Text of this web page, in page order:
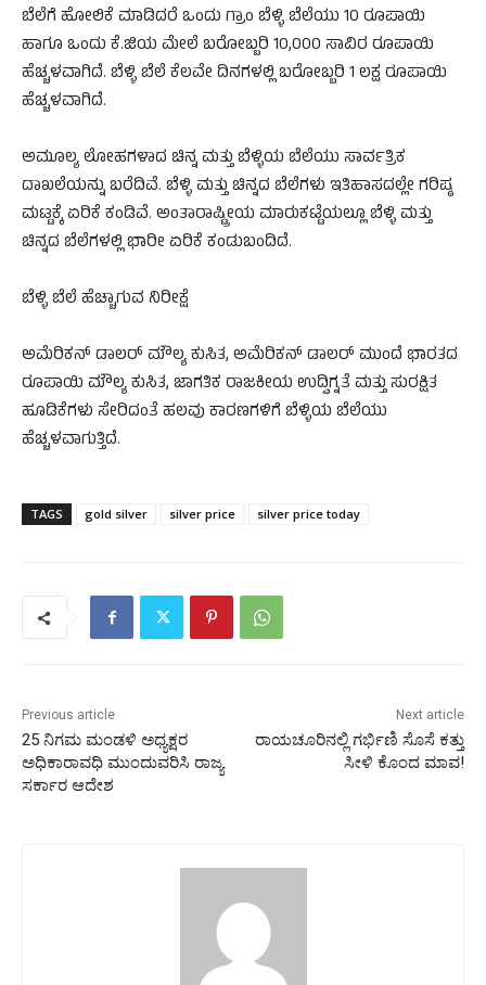
ಬೆಲೆಗೆ ಹೋಲಿಕೆ ಮಾಡಿದರೆ ಒಂದು ಗ್ರಾಂ ಬೆಳ್ಳಿ ಬೆಲೆಯು 10 ರೂಪಾಯಿ
ಹಾಗೂ ಒಂದು ಕೆ.ಜಿಯ ಮೇಲೆ ಬರೋಬ್ಬರಿ 10,000 ಸಾವಿರ ರೂಪಾಯಿ
ಹೆಚ್ಚಳವಾಗಿದೆ. ಬೆಳ್ಳಿ ಬೆಲೆ ಕೆಲವೇ ದಿನಗಳಲ್ಲಿ ಬರೋಬ್ಬರಿ 1 ಲಕ್ಷ ರೂಪಾಯಿ
ಹೆಚ್ಚಳವಾಗಿದೆ.
ಅಮೂಲ್ಯ ಲೋಹಗಳಾದ ಚಿನ್ನ ಮತ್ತು ಬೆಳ್ಳಿಯ ಬೆಲೆಯು ಸಾರ್ವತ್ರಿಕ
ದಾಖಲೆಯನ್ನು ಬರೆದಿವೆ. ಬೆಳ್ಳಿ ಮತ್ತು ಚಿನ್ನದ ಬೆಲೆಗಳು ಇತಿಹಾಸದಲ್ಲೇ ಗರಿಷ್ಠ
ಮಟ್ಟಕ್ಕೆ ಏರಿಕೆ ಕಂಡಿವೆ. ಅಂತಾರಾಷ್ಟ್ರೀಯ ಮಾರುಕಟ್ಟೆಯಲ್ಲೂ ಬೆಳ್ಳಿ ಮತ್ತು
ಚಿನ್ನದ ಬೆಲೆಗಳಲ್ಲಿ ಭಾರೀ ಏರಿಕೆ ಕಂಡುಬಂದಿದೆ.
ಬೆಳ್ಳಿ ಬೆಲೆ ಹೆಚ್ಚಾಗುವ ನಿರೀಕ್ಷೆ
ಅಮೆರಿಕನ್ ಡಾಲರ್ ಮೌಲ್ಯ ಕುಸಿತ, ಅಮೆರಿಕನ್ ಡಾಲರ್ ಮುಂದೆ ಭಾರತದ
ರೂಪಾಯಿ ಮೌಲ್ಯ ಕುಸಿತ, ಜಾಗತಿಕ ರಾಜಕೀಯ ಉದ್ವಿಗ್ನತೆ ಮತ್ತು ಸುರಕ್ಷಿತ
ಹೂಡಿಕೆಗಳು ಸೇರಿದಂತೆ ಹಲವು ಕಾರಣಗಳಿಗೆ ಬೆಳ್ಳಿಯ ಬೆಲೆಯು
ಹೆಚ್ಚಳವಾಗುತ್ತಿದೆ.
TAGS gold silver silver price silver price today
Previous article
25 ನಿಗಮ ಮಂಡಳಿ ಅಧ್ಯಕ್ಷರ
ಅಧಿಕಾರಾವಧಿ ಮುಂದುವರಿಸಿ ರಾಜ್ಯ
ಸರ್ಕಾರ ಆದೇಶ
Next article
ರಾಯಚೂರಿನಲ್ಲಿ ಗರ್ಭಿಣಿ ಸೊಸೆ ಕತ್ತು
ಸೀಳಿ ಕೊಂದ ಮಾವ!